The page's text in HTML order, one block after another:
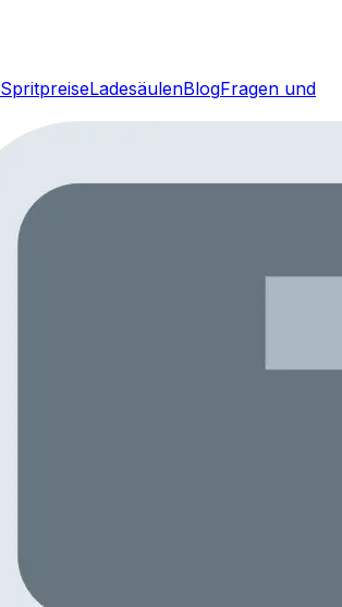
SpritpreiseLadesäulenBlogFragen und